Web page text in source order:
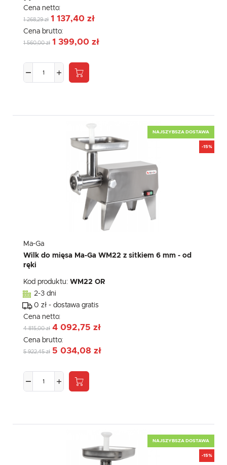
Cena netto:
1 268,29 zł 1 137,40 zł
Cena brutto:
1 560,00 zł 1 399,00 zł
NAJSZYBSZA DOSTAWA
-15%
Ma-Ga
Wilk do mięsa Ma-Ga WM22 z sitkiem 6 mm - od
ręki
Kod produktu: WM22 OR
2-3 dni
0 zł - dostawa gratis
Cena netto:
4 815,00 zł 4 092,75 zł
Cena brutto:
5 922,45 zł 5 034,08 zł
NAJSZYBSZA DOSTAWA
-15%